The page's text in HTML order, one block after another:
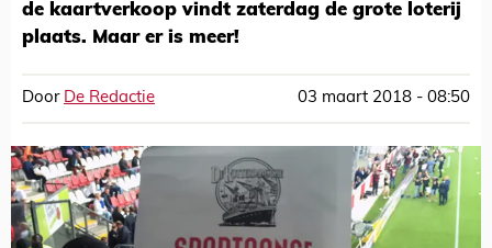
de kaartverkoop vindt zaterdag de grote loterij
plaats. Maar er is meer!
Door De Redactie 03 maart 2018 - 08:50